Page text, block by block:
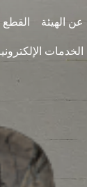
عن الهيئة
الخدمات